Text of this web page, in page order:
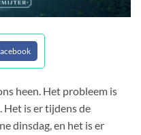
heen. Het probleem is
is er tijdens de
dinsdag, en het is er